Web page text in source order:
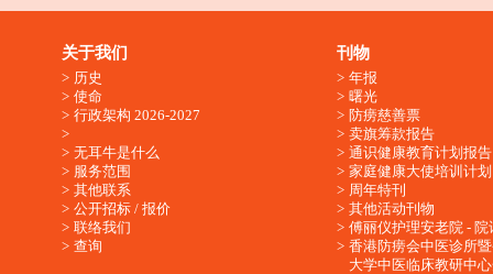
关于我们
历史
使命
行政架构 2026-2027
无耳牛是什么
服务范围
其他联系
公开招标 / 报价
联络我们
查询
刊物
年报
曙光
防痨慈善票
卖旗筹款报告
通识健康教育计划报告
家庭健康大使培训计划
周年特刊
其他活动刊物
傅丽仪护理安老院 - 院
香港防痨会中医诊所
大学中医临床教研中